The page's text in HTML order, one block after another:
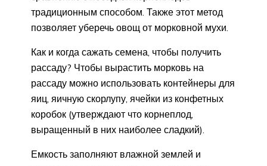
традиционным способом. Также этот метод
позволяет уберечь овощ от морковной мухи.
Как и когда сажать семена, чтобы получить
рассаду? Чтобы вырастить морковь на
рассаду можно использовать контейнеры для
яиц, яичную скорлупу, ячейки из конфетных
коробок (утверждают что корнеплод,
выращенный в них наиболее сладкий).
Емкость заполняют влажной землей и